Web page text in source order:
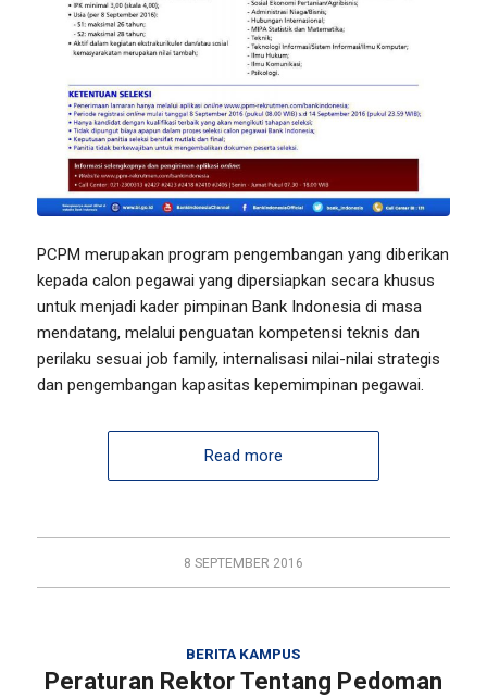
PCPM merupakan program pengembangan yang diberikan
kepada calon pegawai yang dipersiapkan secara khusus
untuk menjadi kader pimpinan Bank Indonesia di masa
mendatang, melalui penguatan kompetensi teknis dan
perilaku sesuai job family, internalisasi nilai-nilai strategis
dan pengembangan kapasitas kepemimpinan pegawai.
Read more
8 SEPTEMBER 2016
BERITA KAMPUS
Peraturan Rektor Tentang Pedoman